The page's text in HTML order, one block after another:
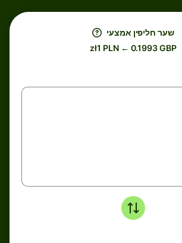
שער חליפין אמצעי
zł1 PLN ← 0.1993 GBP